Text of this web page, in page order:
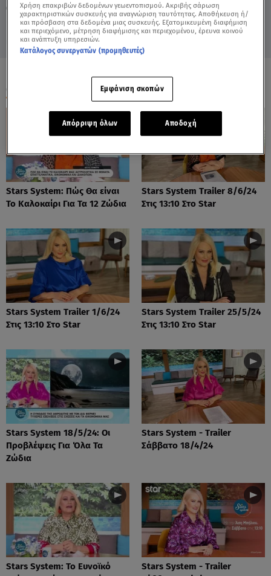
05.11.20, 12:29 ΖΩΔΙΑ
ΟΛΑ ΤΑ ΒΙΝΤΕΟ
Stars System: Πώς Θα είναι
Το Καλοκαίρι Για Τα 12 Ζώδια
Stars System Trailer 8/6/24
Στις 13:10 Στο Star
Stars System Trailer 1/6/24
Στις 13:10 Στο Star
Stars System Trailer 25/5/24
Στις 13:10 Στο Star
Stars System 18/5/24: Οι
Προβλέψεις Για Όλα Τα
Ζώδια
Stars System - Trailer
Σάββατο 18/4/24
Stars System: Το Ευνοϊκό
Stars System - Trailer
Χρήση επακριβών δεδομένων γεωεντοπισμού. Ακριβής σάρωση
χαρακτηριστικών συσκευής για αναγνώριση ταυτότητας. Αποθήκευση ή/
και πρόσβαση στα δεδομένα μιας συσκευής. Εξατομικευμένη διαφήμιση
και περιεχόμενο, μέτρηση διαφήμισης και περιεχομένου, έρευνα κοινού
και ανάπτυξη υπηρεσιών.
Κατάλογος συνεργατών (προμηθευτές)
Εμφάνιση σκοπών
Απόρριψη όλων Αποδοχή